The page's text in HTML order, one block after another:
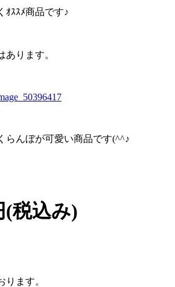
ｵｽｽﾒ商品です♪
あります。
らんぼが可愛い商品です(^^♪
(税込み)
ります。